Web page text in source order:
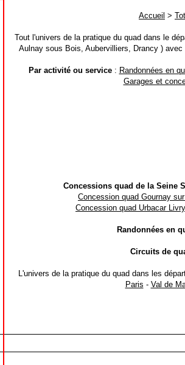
Accueil >
Tout l'univers de la pratique du quad dans le
Aulnay sous Bois, Aubervilliers, Drancy )
Par activité ou service: Randonnées en
Garages et
Concessions quad de la Seine
Concession quad Gournay
Concession quad Urbacar
Randonnées en
Circuits de
L'univers de la pratique du quad dans les
Paris - Val de